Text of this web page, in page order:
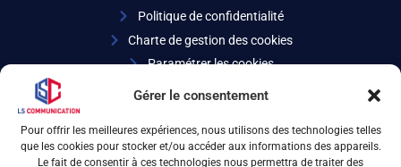
Gérer le consentement
Pour offrir les meilleures expériences, nous utilisons des technologies telles
que les cookies pour stocker et/ou accéder aux informations des appareils.
Le fait de consentir à ces technologies nous permettra de traiter des
Politique de confidentialité
Charte de gestion des cookies
Paramétrer les cookies
04 72 32 27 07